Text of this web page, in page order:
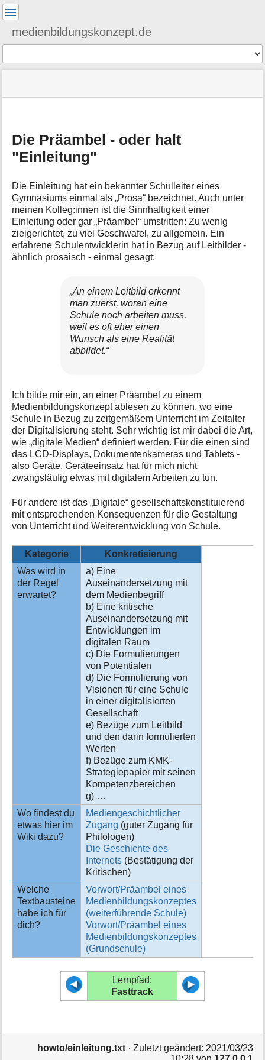
medienbildungskonzept.de
befinden
»
einleitung
Seiten-
a
o
r
m
a
t
i
o
n
Die Präambel - oder halt
"Einleitung"
Die Einleitung hat ein bekannter Schulleiter eines
Gymnasiums einmal als „Prosa“ bezeichnet. Auch unter
meinen Kolleg:innen ist die Sinnhaftigkeit einer
Einleitung oder gar „Präambel“ umstritten: Zu wenig
zielgerichtet, zu viel Geschwafel, zu allgemein. Ein
erfahrene Schulentwicklerin hat in Bezug auf Leitbilder -
ähnlich prosaisch - einmal gesagt:
„An einem Leitbild erkennt
man zuerst, woran eine
Schule noch arbeiten muss,
weil es oft eher einen
Wunsch als eine Realität
abbildet.“
Ich bilde mir ein, an einer Präambel zu einem
Medienbildungskonzept ablesen zu können, wo eine
Schule in Bezug zu zeitgemäßem Unterricht im Zeitalter
der Digitalisierung steht. Sehr wichtig ist mir dabei die Art,
wie „digitale Medien“ definiert werden. Für die einen sind
das LCD-Displays, Dokumentenkameras und Tablets -
also Geräte. Geräteeinsatz hat für mich nicht
zwangsläufig etwas mit digitalem Arbeiten zu tun.
Für andere ist das „Digitale“ gesellschaftskonstituierend
mit entsprechenden Konsequenzen für die Gestaltung
von Unterricht und Weiterentwicklung von Schule.
Kategorie
Konkretisierung
Was wird in
der Regel
erwartet?
a) Eine
Auseinandersetzung mit
dem Medienbegriff
b) Eine kritische
Auseinandersetzung mit
Entwicklungen im
digitalen Raum
c) Die Formulierungen
von Potentialen
d) Die Formulierung von
Visionen für eine Schule
in einer digitalisierten
Gesellschaft
e) Bezüge zum Leitbild
und den darin formulierten
Werten
f) Bezüge zum KMK-
Strategiepapier mit seinen
Kompetenzbereichen
g) …
Wo findest du
etwas hier im
Wiki dazu?
Mediengeschichtlicher
Zugang (guter Zugang für
Philologen)
Die Geschichte des
Internets (Bestätigung der
Kritischen)
Welche
Textbausteine
habe ich für
dich?
Vorwort/Präambel eines
Medienbildungskonzeptes
(weiterführende Schule)
Vorwort/Präambel eines
Medienbildungskonzeptes
(Grundschule)
Lernpfad:
Fasttrack
howto/einleitung.txt· Zuletzt geändert: 2021/03/23